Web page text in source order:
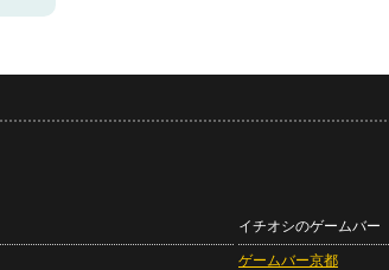
イチオシのゲームバー
ゲームバー京都